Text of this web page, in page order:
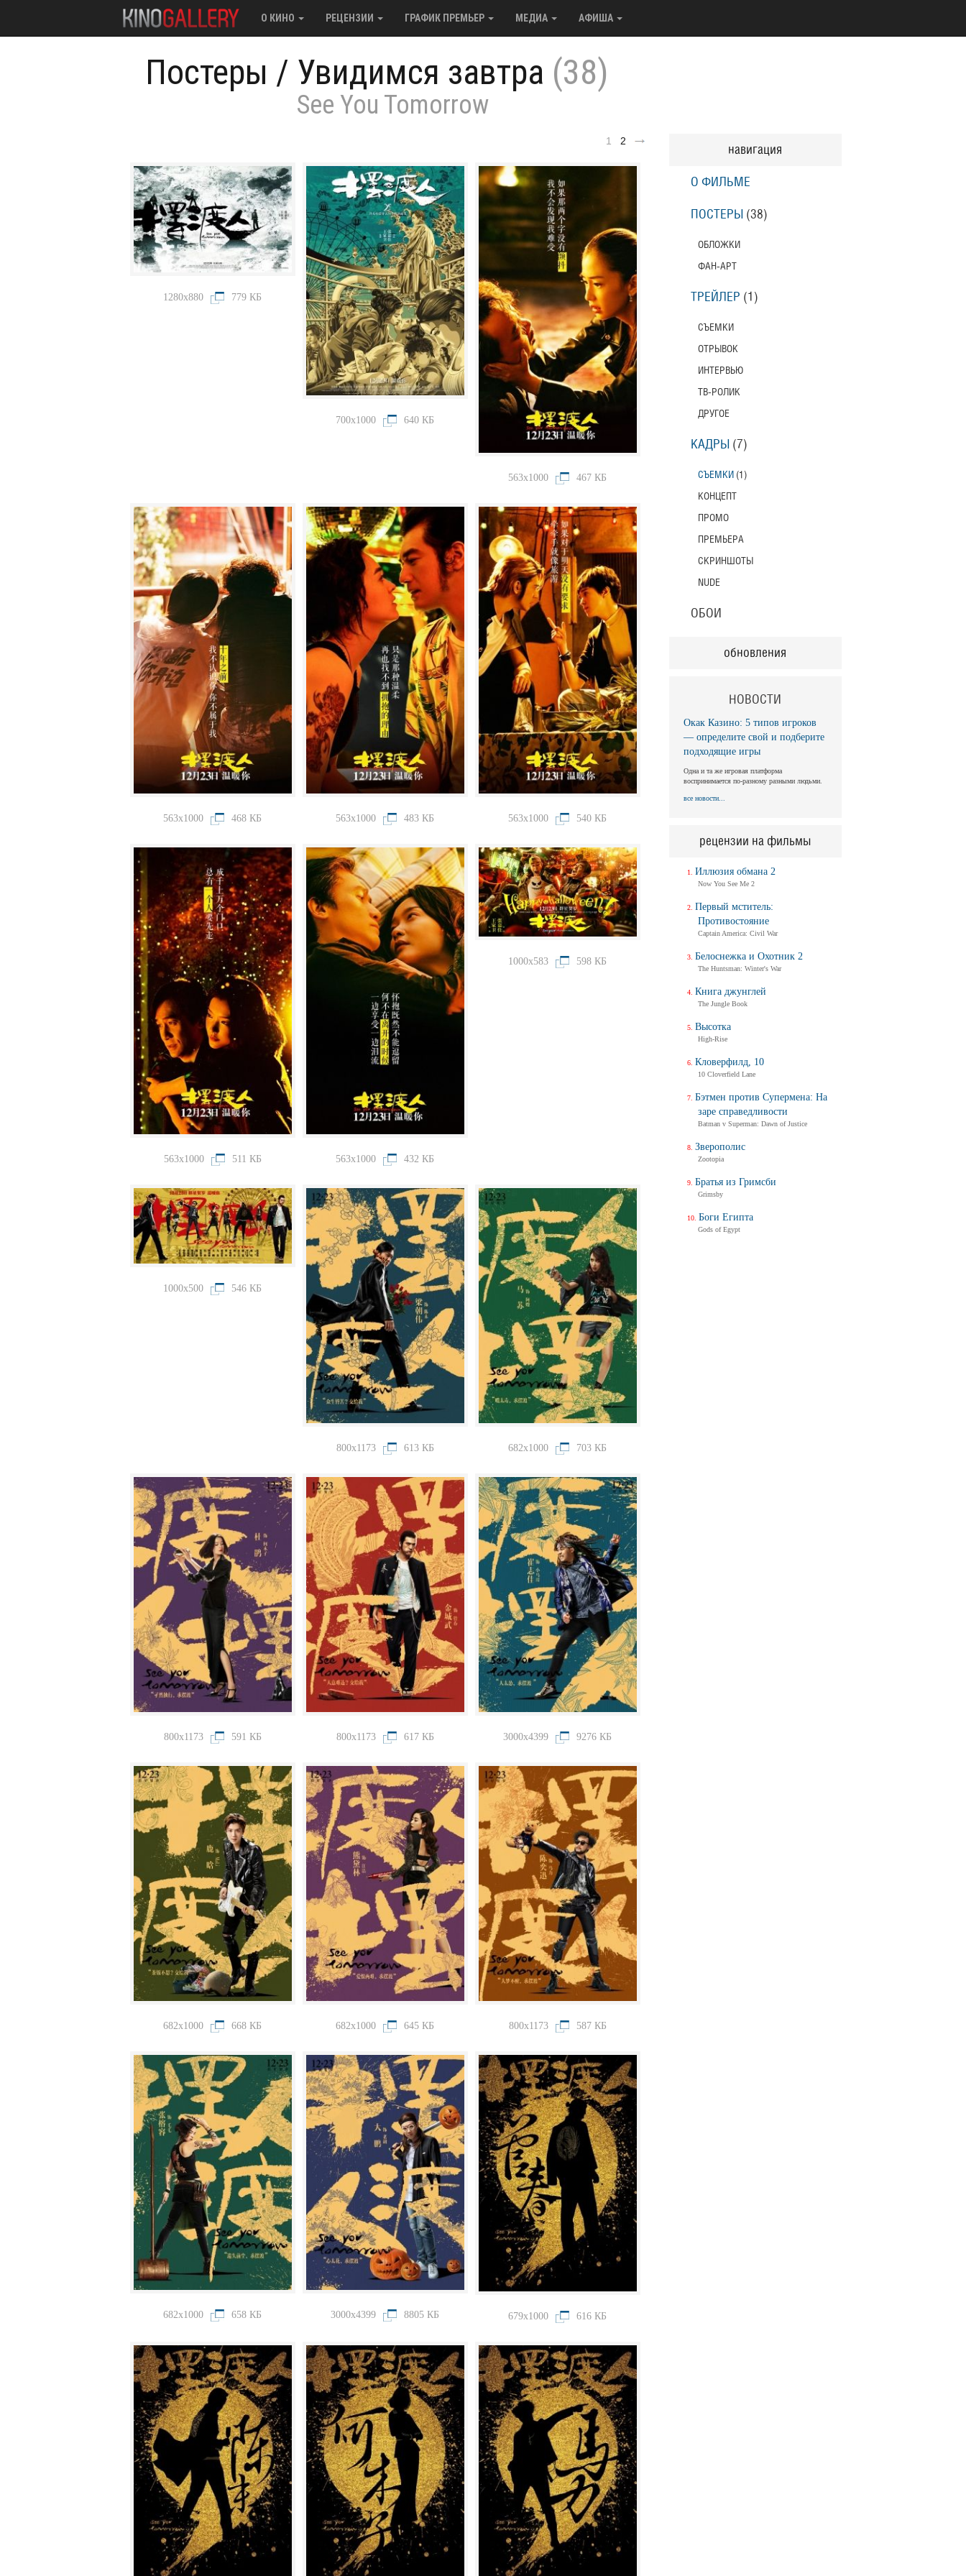
О КИНО РЕЦЕНЗИИ ГРАФИК ПРЕМЬЕР МЕДИА АФИША
Постеры / Увидимся завтра (38)
See You Tomorrow
1 2
1280x880 779 КБ
700x1000 640 КБ
563x1000 467 КБ
563x1000 468 КБ 563x1000 483 КБ 563x1000 540 КБ
563x1000 511 КБ 563x1000 432 КБ
1000x583 598 КБ
1000x500 546 КБ
800x1173 613 КБ 682x1000 703 КБ
800x1173 591 КБ 800x1173 617 КБ 3000x4399 9276 КБ
682x1000 668 КБ 682x1000 645 КБ 800x1173 587 КБ
682x1000 658 КБ 3000x4399 8805 КБ 679x1000 616 КБ
навигация
О ФИЛЬМЕ
ПОСТЕРЫ (38)
ОБЛОЖКИ
ФАН-АРТ
ТРЕЙЛЕР (1)
СЪЕМКИ
ОТРЫВОК
ИНТЕРВЬЮ
ТВ-РОЛИК
ДРУГОЕ
КАДРЫ (7)
СЪЕМКИ (1)
КОНЦЕПТ
ПРОМО
ПРЕМЬЕРА
СКРИНШОТЫ
NUDE
ОБОИ
обновления
НОВОСТИ
Окак Казино: 5 типов игроков
— определите свой и подберите
подходящие игры
Одна и та же игровая платформа
воспринимается по-разному разными людьми.
все новости...
рецензии на фильмы
Иллюзия обмана 2
Now You See Me 2
Первый мститель:
Противостояние
Captain America: Civil War
Белоснежка и Охотник 2
The Huntsman: Winter's War
Книга джунглей
The Jungle Book
Высотка
High-Rise
Кловерфилд, 10
10 Cloverfield Lane
Бэтмен против Супермена: На
заре справедливости
Batman v Superman: Dawn of Justice
Зверополис
Zootopia
Братья из Гримсби
Grimsby
Боги Египта
Gods of Egypt